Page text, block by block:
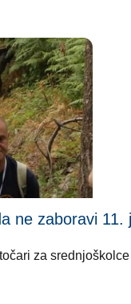
ne zaboravi 11.
za